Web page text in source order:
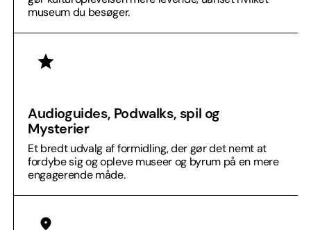
museum du besøger.
Audioguides, Podwalks, spil og
Mysterier
Et bredt udvalg af formidling, der gør det nemt at
fordybe sig og opleve museer og byrum på en mere
engagerende måde.